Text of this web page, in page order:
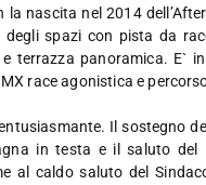
nascita nel 2014
spazi con pista da
terrazza panoramica. E`
race agonistica e
Il sostegno
in testa e il saluto del
al caldo saluto del